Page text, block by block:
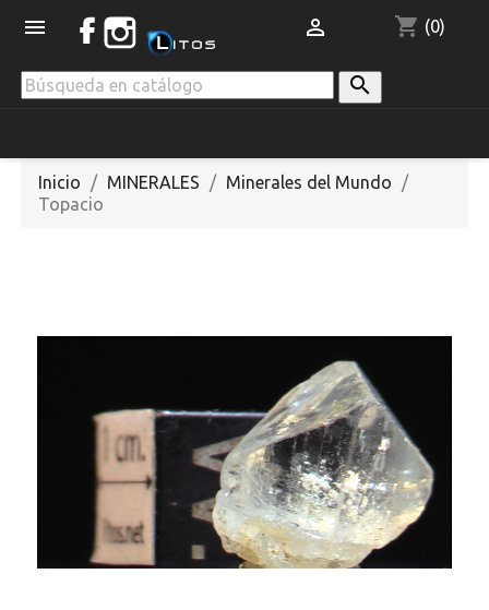
 shopping_cart (0)


Inicio MINERALES
Minerales del Mundo
Topacio